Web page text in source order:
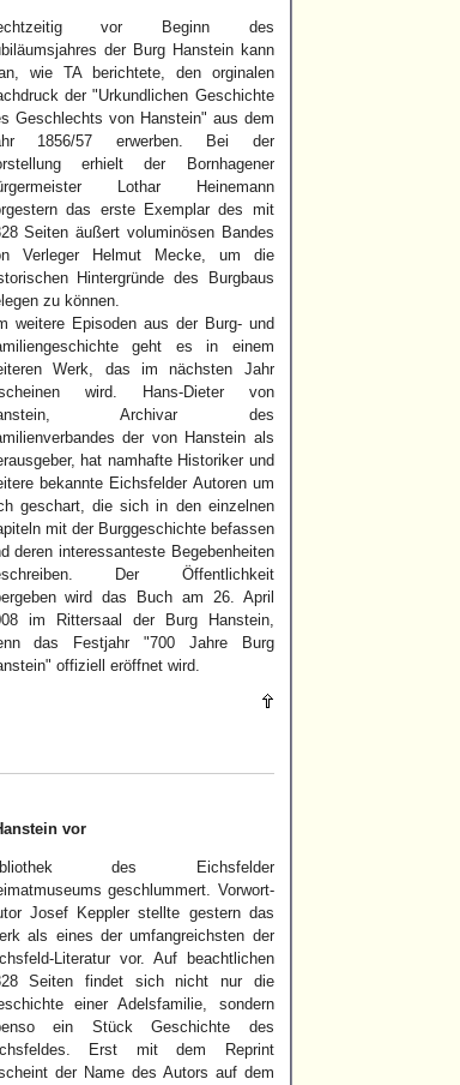
vor Beginn des
der Burg Hanstein kann
wie TA berichtete, den orginalen
der "Urkundlichen Geschichte
Geschlechts von Hanstein" aus dem
1856/57 erwerben. Bei der
erhielt der Bornhagener
Lothar Heinemann
das erste Exemplar des mit
Seiten äußert voluminösen Bandes
Verleger Helmut Mecke, um die
Hintergründe des Burgbaus
zu können.
weitere Episoden aus der Burg- und
geht es in einem
Werk, das im nächsten Jahr
wird. Hans-Dieter von
Archivar des
der von Hanstein als
hat namhafte Historiker und
bekannte Eichsfelder Autoren um
geschart, die sich in den einzelnen
mit der Burggeschichte befassen
deren interessanteste Begebenheiten
Der Öffentlichkeit
wird das Buch am 26. April
im Rittersaal der Burg Hanstein,
das Festjahr "700 Jahre Burg
offiziell eröffnet wird.
vor
des Eichsfelder
geschlummert. Vorwort-
Josef Keppler stellte gestern das
als eines der umfangreichsten der
Literatur vor. Auf beachtlichen
Seiten findet sich nicht nur die
einer Adelsfamilie, sondern
ein Stück Geschichte des
Erst mit dem Reprint
der Name des Autors auf dem